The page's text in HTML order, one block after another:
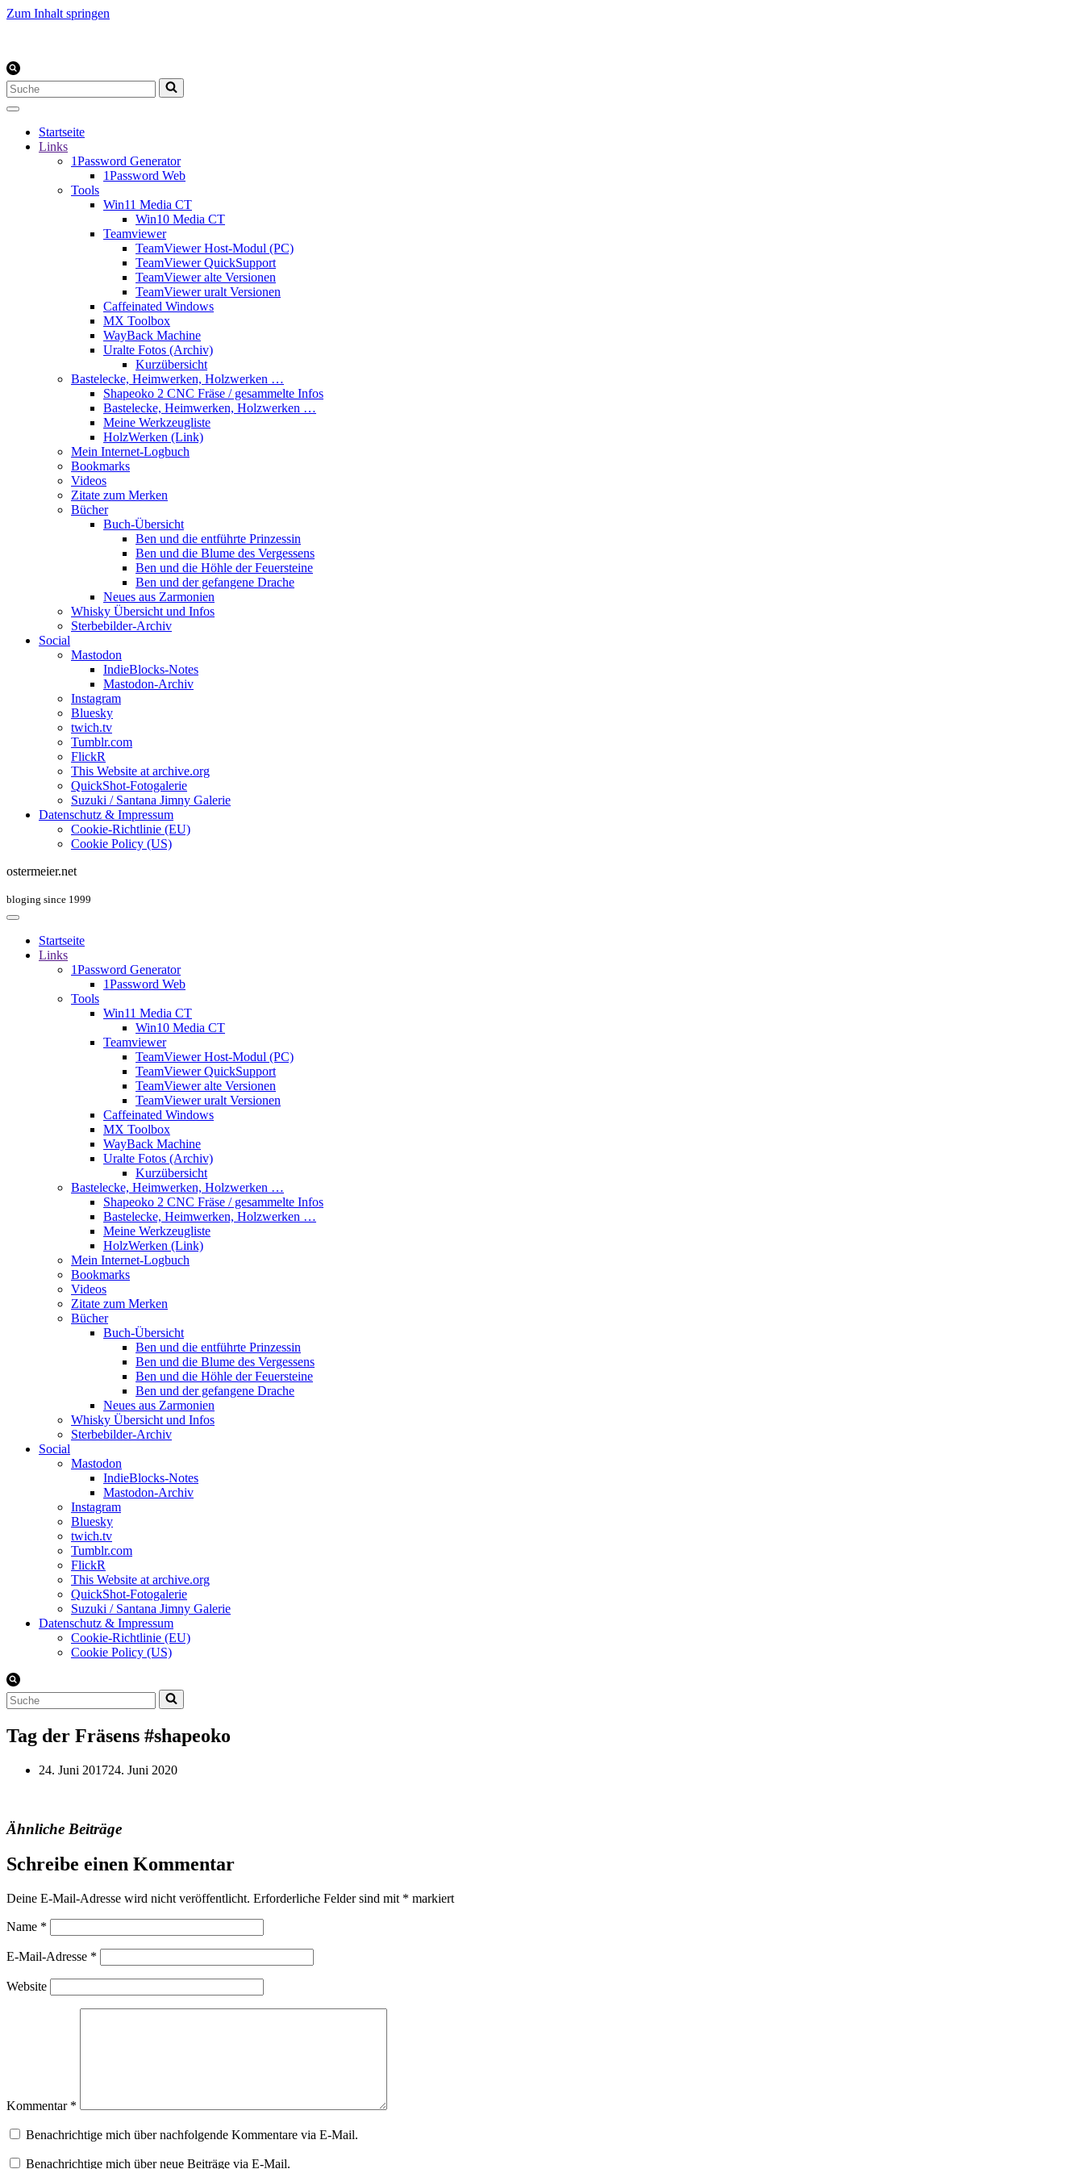
Zum Inhalt springen
Suchen
nach …
Startseite
Links
1Password Generator
1Password Web
Tools
Win11 Media CT
Win10 Media CT
Teamviewer
TeamViewer Host-Modul (PC)
TeamViewer QuickSupport
TeamViewer alte Versionen
TeamViewer uralt Versionen
Caffeinated Windows
MX Toolbox
WayBack Machine
Uralte Fotos (Archiv)
Kurzübersicht
Bastelecke, Heimwerken, Holzwerken …
Shapeoko 2 CNC Fräse / gesammelte Infos
Bastelecke, Heimwerken, Holzwerken …
Meine Werkzeugliste
HolzWerken (Link)
Mein Internet-Logbuch
Bookmarks
Videos
Zitate zum Merken
Bücher
Buch-Übersicht
Ben und die entführte Prinzessin
Ben und die Blume des Vergessens
Ben und die Höhle der Feuersteine
Ben und der gefangene Drache
Neues aus Zarmonien
Whisky Übersicht und Infos
Sterbebilder-Archiv
Social
Mastodon
IndieBlocks-Notes
Mastodon-Archiv
Instagram
Bluesky
twich.tv
Tumblr.com
FlickR
This Website at archive.org
QuickShot-Fotogalerie
Suzuki / Santana Jimny Galerie
Datenschutz & Impressum
Cookie-Richtlinie (EU)
Cookie Policy (US)
ostermeier.net
bloging since 1999
Startseite
Links
1Password Generator
1Password Web
Tools
Win11 Media CT
Win10 Media CT
Teamviewer
TeamViewer Host-Modul (PC)
TeamViewer QuickSupport
TeamViewer alte Versionen
TeamViewer uralt Versionen
Caffeinated Windows
MX Toolbox
WayBack Machine
Uralte Fotos (Archiv)
Kurzübersicht
Bastelecke, Heimwerken, Holzwerken …
Shapeoko 2 CNC Fräse / gesammelte Infos
Bastelecke, Heimwerken, Holzwerken …
Meine Werkzeugliste
HolzWerken (Link)
Mein Internet-Logbuch
Bookmarks
Videos
Zitate zum Merken
Bücher
Buch-Übersicht
Ben und die entführte Prinzessin
Ben und die Blume des Vergessens
Ben und die Höhle der Feuersteine
Ben und der gefangene Drache
Neues aus Zarmonien
Whisky Übersicht und Infos
Sterbebilder-Archiv
Social
Mastodon
IndieBlocks-Notes
Mastodon-Archiv
Instagram
Bluesky
twich.tv
Tumblr.com
FlickR
This Website at archive.org
QuickShot-Fotogalerie
Suzuki / Santana Jimny Galerie
Datenschutz & Impressum
Cookie-Richtlinie (EU)
Cookie Policy (US)
Suchen
nach …
Tag der Fräsens #shapeoko
24. Juni 201724. Juni 2020
Ähnliche Beiträge
Schreibe einen Kommentar
Deine E-Mail-Adresse wird nicht veröffentlicht. Erforderliche Felder sind mit * markiert
Name *
E-Mail-Adresse *
Website
Kommentar *
Benachrichtige mich über nachfolgende Kommentare via E-Mail.
Benachrichtige mich über neue Beiträge via E-Mail.